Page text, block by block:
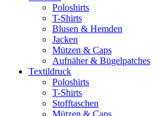
Poloshirts
T-Shirts
Blusen & Hemden
Jacken
Mützen & Caps
Aufnäher & Bügelpatches
Textildruck
Poloshirts
T-Shirts
Stofftaschen